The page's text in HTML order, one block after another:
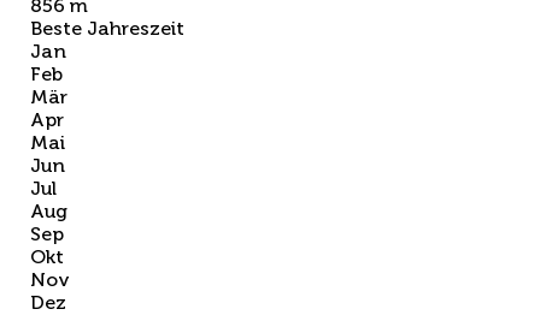
856 m
Beste Jahreszeit
Jan
Feb
Mär
Apr
Mai
Jun
Jul
Aug
Sep
Okt
Nov
Dez